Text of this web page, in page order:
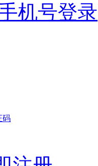
机号登录
码